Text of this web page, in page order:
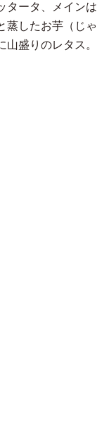
タータ、メインは
蒸したお芋（じゃ
盛りのレタス。